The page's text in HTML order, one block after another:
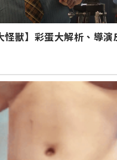
怪獸】彩蛋大解析、導